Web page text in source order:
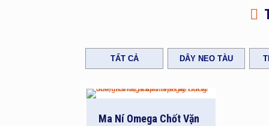
TẤT CẢ DÂY NEO TÀU
Ma Ní Omega Chốt Vặn